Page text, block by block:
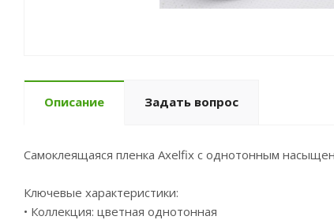
Описание Задать вопрос
Самоклеящаяся пленка Axelfix с однотонным
Ключевые характеристики:
• Коллекция: цветная однотонная